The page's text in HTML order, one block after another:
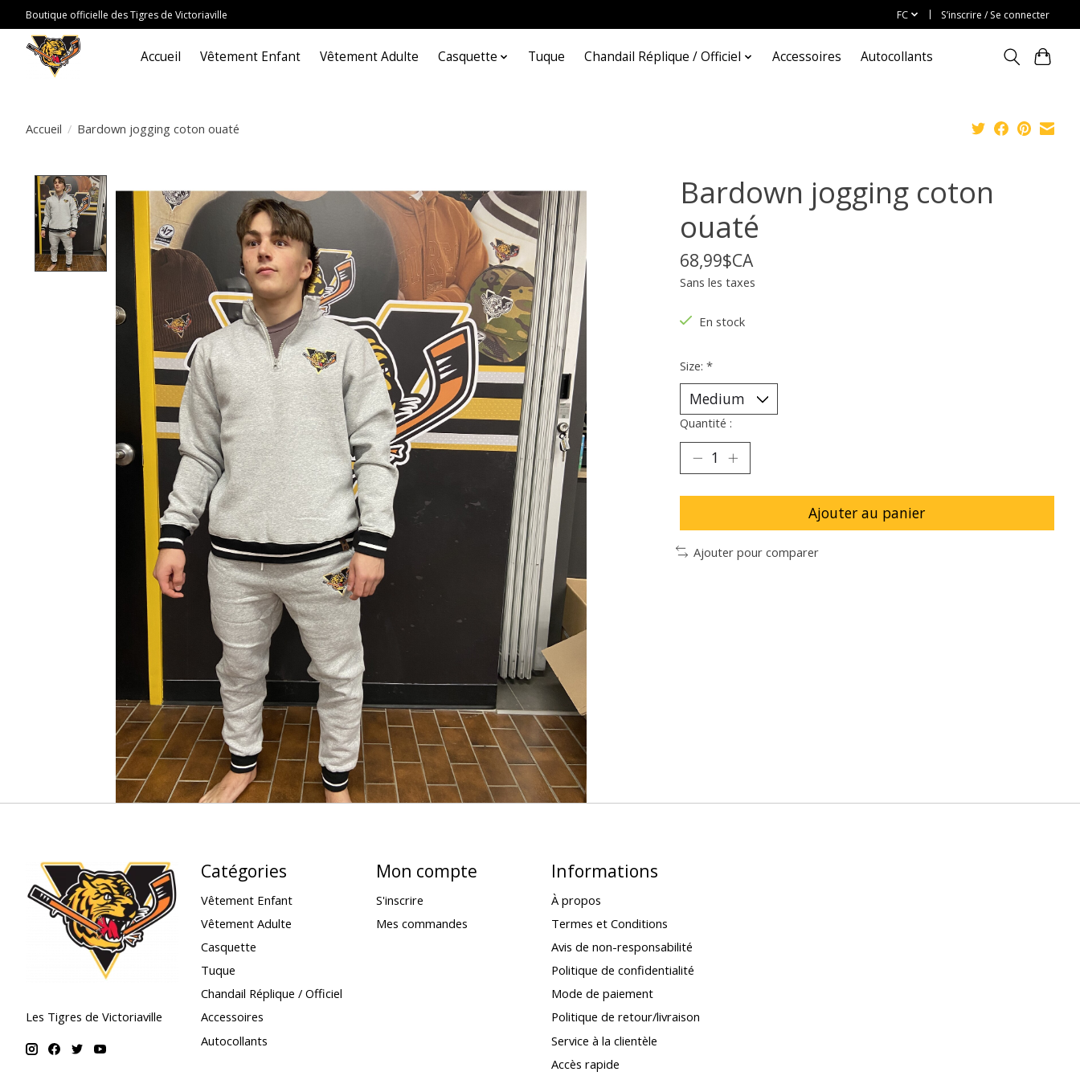
Boutique officielle des Tigres de Victoriaville FC S’inscrire / Se connecter
Accueil Vêtement Enfant Vêtement Adulte Casquette Tuque Chandail Réplique / Officiel Accessoires Autocollants
Accueil / Bardown jogging coton ouaté
Bardown jogging coton
ouaté
68,99$CA
Sans les taxes
En stock
Size: *
Quantité :
Ajouter au panier
Ajouter pour comparer
Les Tigres de Victoriaville
Catégories
Vêtement Enfant
Vêtement Adulte
Casquette
Tuque
Chandail Réplique / Officiel
Accessoires
Autocollants
Mon compte
S'inscrire
Mes commandes
Informations
À propos
Termes et Conditions
Avis de non-responsabilité
Politique de confidentialité
Mode de paiement
Politique de retour/livraison
Service à la clientèle
Accès rapide